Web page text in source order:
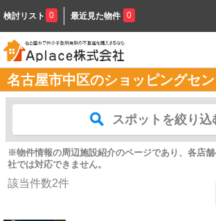
検討リスト 0 最近見た物件 0
名古屋市中区のショッピングセ
スポットを絞り込
※物件情報の周辺施設紹介のページであり、各店
社では対応できません。
該当件数2件